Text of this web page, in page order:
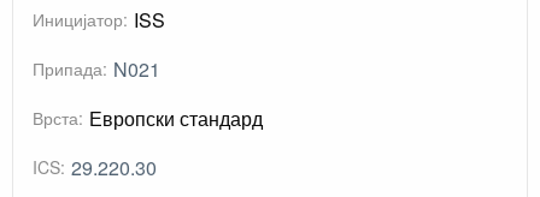
Иницијатор: ISS
Припада: N021
Врста: Европски стандард
ICS: 29.220.30